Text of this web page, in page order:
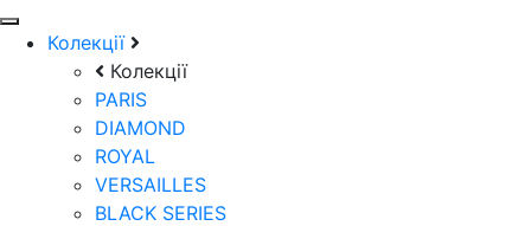
Колекції
Колекції
PARIS
DIAMOND
ROYAL
VERSAILLES
BLACK SERIES